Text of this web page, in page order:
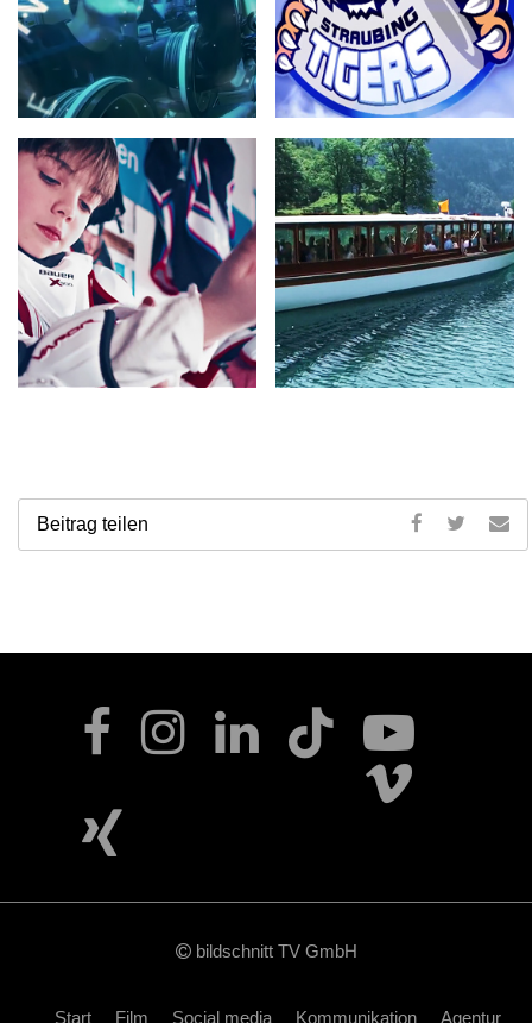
Beitrag teilen
bildschnitt TV GmbH
Start Film Social media Kommunikation Agentur